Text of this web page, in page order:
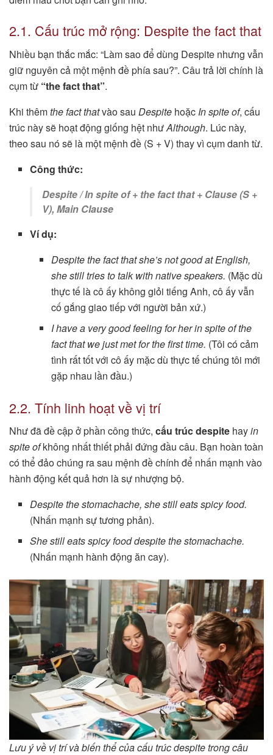
2.1. Cấu trúc mở rộng: Despite the fact that
Nhiều bạn thắc mắc: “Làm sao để dùng Despite nhưng vẫn
giữ nguyên cả một mệnh đề phía sau?”. Câu trả lời chính là
cụm từ “the fact that”.
Khi thêmthe fact thatvào sau Despite hoặc In spite of, cấu
trúc này sẽ hoạt động giống hệt nhưAlthough. Lúc này,
theo sau nó sẽ là một mệnh đề (S + V) thay vì cụm danh từ.
Công thức:
Despite / In spite of + the fact that + Clause (S +
V), Main Clause
Ví dụ:
Despite the fact that she’s not good at English,
she still tries to talk with native speakers. (Mặc dù
thực tế là cô ấy không giỏi tiếng Anh, cô ấy vẫn
cố gắng giao tiếp với người bản xứ.)
I have a very good feeling for her in spite of the
fact that we just met for the first time. (Tôi có cảm
tình rất tốt với cô ấy mặc dù thực tế chúng tôi mới
gặp nhau lần đầu.)
2.2. Tính linh hoạt về vị trí
Như đã đề cập ở phần công thức, cấu trúc despite hayin
spite ofkhông nhất thiết phải đứng đầu câu. Bạn hoàn toàn
có thể đảo chúng ra sau mệnh đề chính để nhấn mạnh vào
hành động kết quả hơn là sự nhượng bộ.
Despite the stomachache, she still eats spicy food.
(Nhấn mạnh sự tương phản).
She still eats spicy food despite the stomachache.
(Nhấn mạnh hành động ăn cay).
Lưu ý về vị trí và biến thể của cấu trúc despite trong câu